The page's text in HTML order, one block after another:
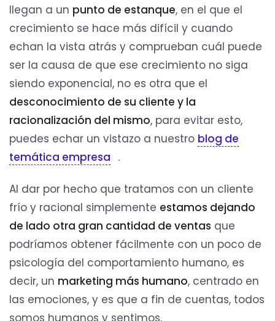
llegan a un punto de estanque, en el que el
crecimiento se hace más difícil y cuando
echan la vista atrás y comprueban cuál puede
ser la causa de que ese crecimiento no siga
siendo exponencial, no es otra que el
desconocimiento de su cliente y la
racionalización del mismo, para evitar esto,
puedes echar un vistazo a nuestro blog de
temática empresa .
Al dar por hecho que tratamos con un cliente
frío y racional simplemente estamos dejando
de lado otra gran cantidad de ventas que
podríamos obtener fácilmente con un poco de
psicología del comportamiento humano, es
decir, un marketing más humano, centrado en
las emociones, y es que a fin de cuentas, todos
somos humanos y sentimos.